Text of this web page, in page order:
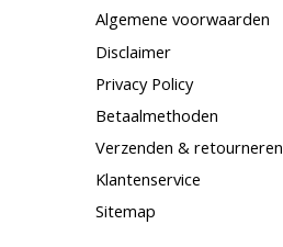
Algemene voorwaarden
Disclaimer
Privacy Policy
Betaalmethoden
Verzenden & retourneren
Klantenservice
Sitemap